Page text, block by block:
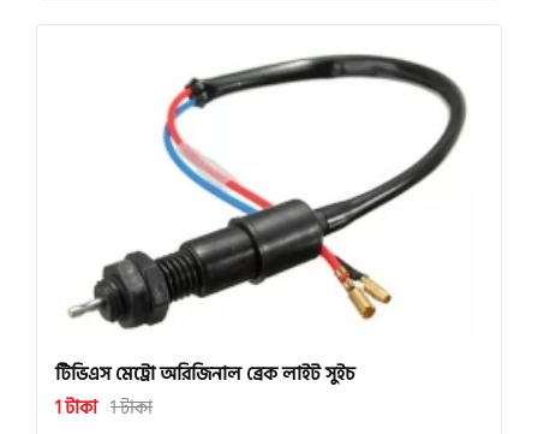
টিভিএস মেট্রো অরিজিনাল ব্রেক লাইট সুইচ
1 টাকা 1 টাকা